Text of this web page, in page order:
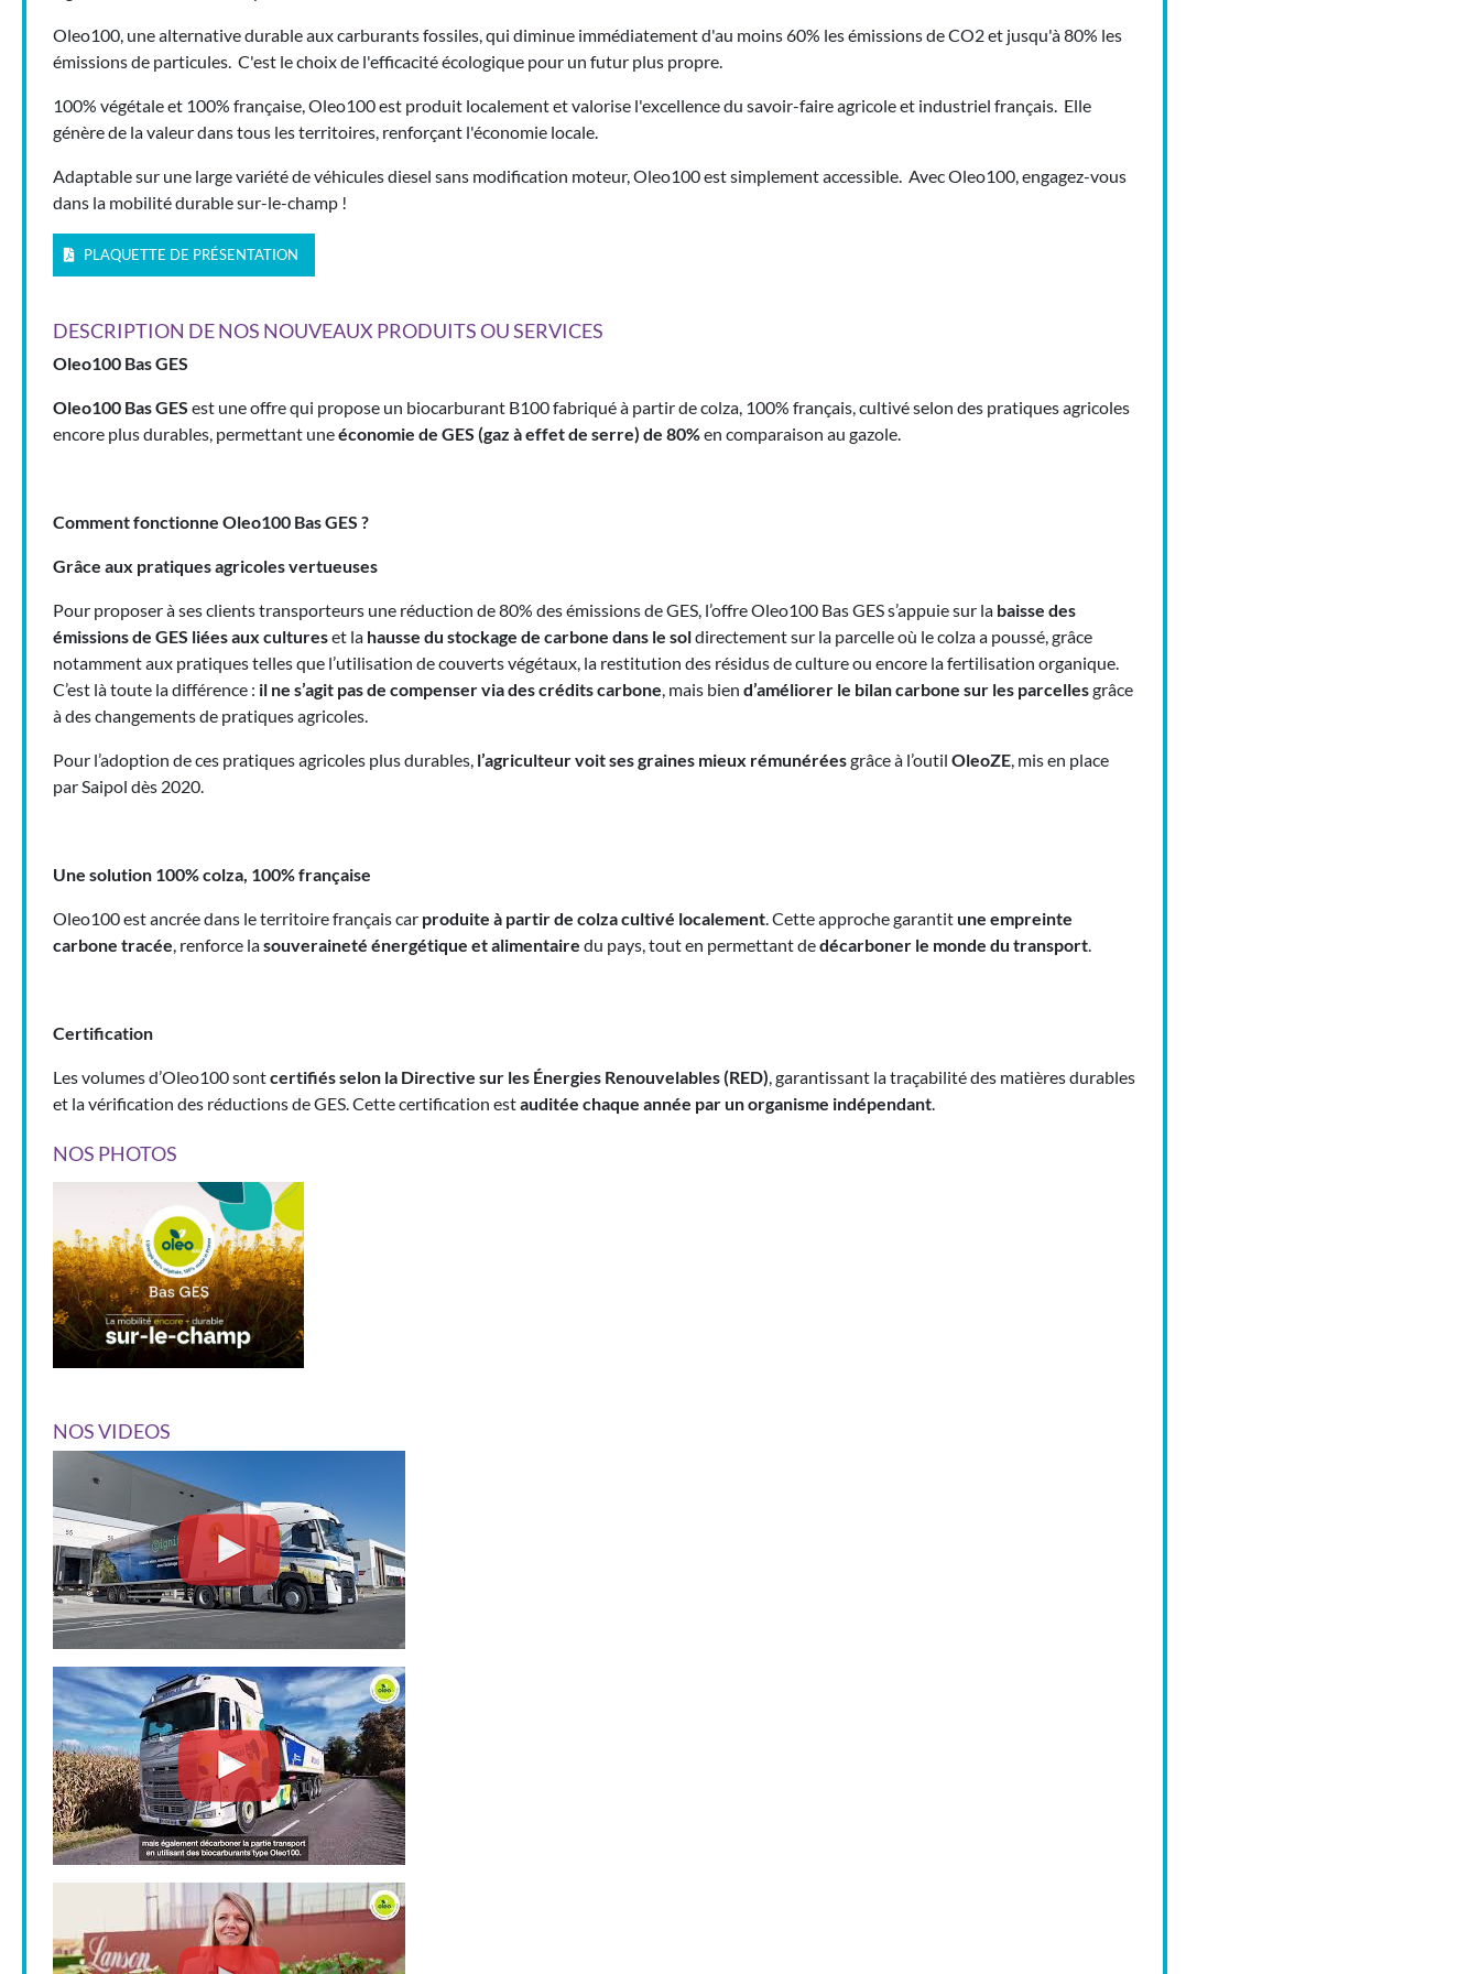
Oleo100, une alternative durable aux carburants fossiles, qui diminue immédiatement d'au moins 60% les émissions de CO2 et jusqu'à 80% les
émissions de particules. C'est le choix de l'efficacité écologique pour un futur plus propre.
100% végétale et 100% française, Oleo100 est produit localement et valorise l'excellence du savoir-faire agricole et industriel français. Elle
génère de la valeur dans tous les territoires, renforçant l'économie locale.
Adaptable sur une large variété de véhicules diesel sans modification moteur, Oleo100 est simplement accessible. Avec Oleo100, engagez-vous
dans la mobilité durable sur-le-champ !
PLAQUETTE DE PRÉSENTATION
DESCRIPTION DE NOS NOUVEAUX PRODUITS OU SERVICES
Oleo100 Bas GES
Oleo100 Bas GES est une offre qui propose un biocarburant B100 fabriqué à partir de colza, 100% français, cultivé selon des pratiques agricoles
encore plus durables, permettant uneéconomie de GES (gaz à effet de serre) de 80%en comparaison au gazole.
Comment fonctionne Oleo100 Bas GES ?
Grâce aux pratiques agricoles vertueuses
Pour proposer à ses clients transporteurs une réduction de 80% des émissions de GES, l’offre Oleo100 Bas GES s’appuie sur la baisse des
émissions de GES liées aux cultureset la hausse du stockage de carbone dans le soldirectement sur la parcelle où le colza a poussé, grâce
notamment aux pratiques telles que l’utilisation de couverts végétaux, la restitution des résidus de culture ou encore la fertilisation organique.
C’est là toute la différence : il ne s’agit pas de compenser via des crédits carbone, mais bien d’améliorer le bilan carbone sur les parcellesgrâce
à des changements de pratiques agricoles.
Pour l’adoption de ces pratiques agricoles plus durables, l’agriculteur voit ses graines mieux rémunéréesgrâce à l’outil OleoZE, mis en place
par Saipol dès 2020.
Une solution 100% colza, 100% française
Oleo100 est ancrée dans le territoire français car produite à partir de colza cultivé localement. Cette approche garantitune empreinte
carbone tracée, renforce lasouveraineté énergétique et alimentaire du pays, tout en permettant dedécarboner le monde du transport.
Certification
Les volumes d’Oleo100 sontcertifiés selon la Directive sur les Énergies Renouvelables (RED), garantissant la traçabilité des matières durables
et la vérification des réductions de GES. Cette certification estauditée chaque année par un organisme indépendant.
NOS PHOTOS
NOS VIDEOS